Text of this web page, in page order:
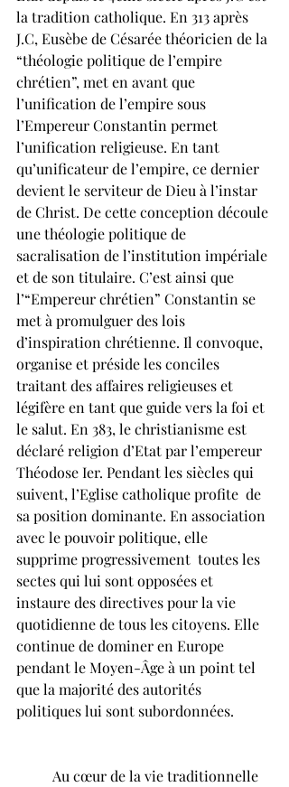
la tradition catholique. En 313 après
J.C, Eusèbe de Césarée théoricien de la
“théologie politique de l’empire
chrétien”, met en avant que
l’unification de l’empire sous
l’Empereur Constantin permet
l’unification religieuse. En tant
qu’unificateur de l’empire, ce dernier
devient le serviteur de Dieu à l’instar
de Christ. De cette conception découle
une théologie politique de
sacralisation de l’institution impériale
et de son titulaire. C’est ainsi que
l’“Empereur chrétien” Constantin se
met à promulguer des lois
d’inspiration chrétienne. Il convoque,
organise et préside les conciles
traitant des affaires religieuses et
légifère en tant que guide vers la foi et
le salut. En 383, le christianisme est
déclaré religion d’Etat par l’empereur
Théodose Ier. Pendant les siècles qui
suivent, l’Eglise catholique profite  de
sa position dominante. En association
avec le pouvoir politique, elle
supprime progressivement  toutes les
sectes qui lui sont opposées et
instaure des directives pour la vie
quotidienne de tous les citoyens. Elle
continue de dominer en Europe
pendant le Moyen-Âge à un point tel
que la majorité des autorités
politiques lui sont subordonnées.